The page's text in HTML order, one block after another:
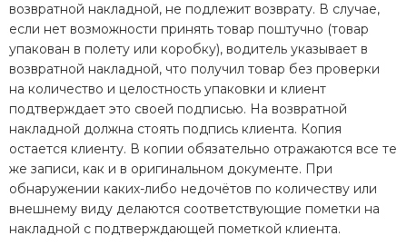
возвратной накладной, не подлежит возврату. В случае,
если нет возможности принять товар поштучно (товар
упакован в полету или коробку), водитель указывает в
возвратной накладной, что получил товар без проверки
на количество и целостность упаковки и клиент
подтверждает это своей подписью. На возвратной
накладной должна стоять подпись клиента. Копия
остается клиенту. В копии обязательно отражаются все те
же записи, как и в оригинальном документе. При
обнаружении каких-либо недочётов по количеству или
внешнему виду делаются соответствующие пометки на
накладной с подтверждающей пометкой клиента.